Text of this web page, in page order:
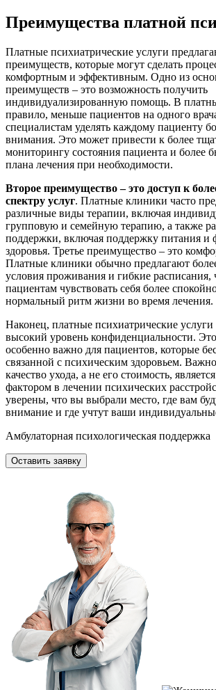
Преимущества платной
Платные психиатрические услуги
преимуществ, которые могут сделать
комфортным и эффективным. Одно из
преимуществ – это возможность получить
индивидуализированную помощь. В
правило, меньше пациентов на одного
специалистам уделять каждому пациенту
внимания. Это может привести к более
мониторингу состояния пациента и более
плана лечения при необходимости.
Второе преимущество – это доступ к
спектру услуг. Платные клиники часто
различные виды терапии, включая
групповую и семейную терапию, а также
поддержки, включая поддержку питания и
здоровья. Третье преимущество – это
Платные клиники обычно предлагают
условия проживания и гибкие
пациентам чувствовать себя более
нормальный ритм жизни во время лечения.
Наконец, платные психиатрические
высокий уровень конфиденциальности.
особенно важно для пациентов, которые
связанной с психическим здоровьем.
качество ухода, а не его стоимость,
фактором в лечении психических
уверены, что вы выбрали место, где вам
внимание и где учтут ваши
Амбулаторная психологическая поддержка
Оставить заявку